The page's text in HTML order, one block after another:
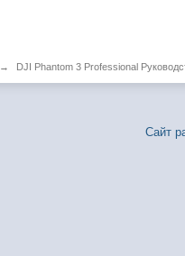
→ DJI Phantom 3 Professional
Сайт